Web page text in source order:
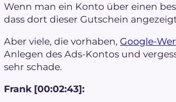
Wenn man ein Konto über einen
dass dort dieser Gutschein
Aber viele, die vorhaben, Google-
Anlegen des Ads-Kontos und
sehr schade.
Frank [00:02:43]: